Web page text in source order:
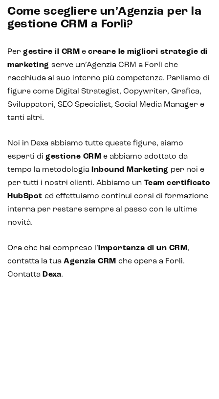
Come scegliere un’Agenzia per la
gestione CRM a Forlì?
Per gestire il CRM e creare le migliori strategie di
marketing serve un’Agenzia CRM a Forlì che
racchiuda al suo interno più competenze. Parliamo di
figure come Digital Strategist, Copywriter, Grafica,
Sviluppatori, SEO Specialist, Social Media Manager e
tanti altri.
Noi in Dexa abbiamo tutte queste figure, siamo
esperti di gestione CRM e abbiamo adottato da
tempo la metodologia Inbound Marketing per noi e
per tutti i nostri clienti. Abbiamo un Team certificato
HubSpot ed effettuiamo continui corsi di formazione
interna per restare sempre al passo con le ultime
novità.
Ora che hai compreso l’importanza di un CRM ,
contatta la tua Agenzia CRM che opera a Forlì.
Contatta Dexa.